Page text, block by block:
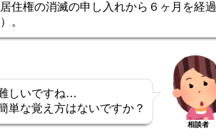
住権の消滅の申し入れから６ヶ月を経過
。
しいですね…
単な覚え方はないですか？
相談者